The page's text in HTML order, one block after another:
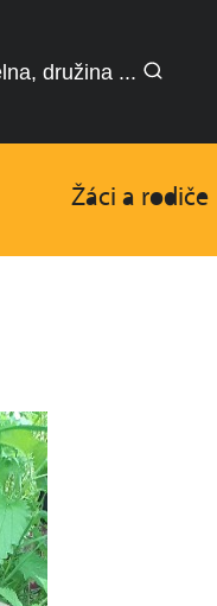
družina ...
Žáci a rodiče